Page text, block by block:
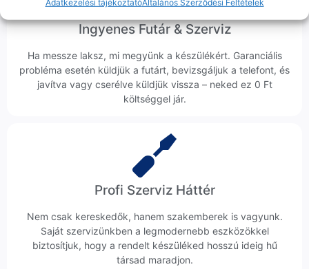
Adatkezelési tájékoztatóÁltalános Szerződési Feltételek
Ingyenes Futár & Szerviz
Ha messze laksz, mi megyünk a készülékért. Garanciális
probléma esetén küldjük a futárt, bevizsgáljuk a telefont, és
javítva vagy cserélve küldjük vissza – neked ez 0 Ft
költséggel jár.
Profi Szerviz Háttér
Nem csak kereskedők, hanem szakemberek is vagyunk.
Saját szervizünkben a legmodernebb eszközökkel
biztosítjuk, hogy a rendelt készüléked hosszú ideig hű
társad maradjon.